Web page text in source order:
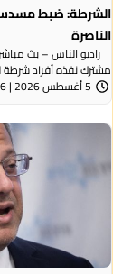
الشرطة: ضبط
الناصرة
مشترك نفذه أفراد شرطة
5 أغسطس 2026 | 12:06 مساءً